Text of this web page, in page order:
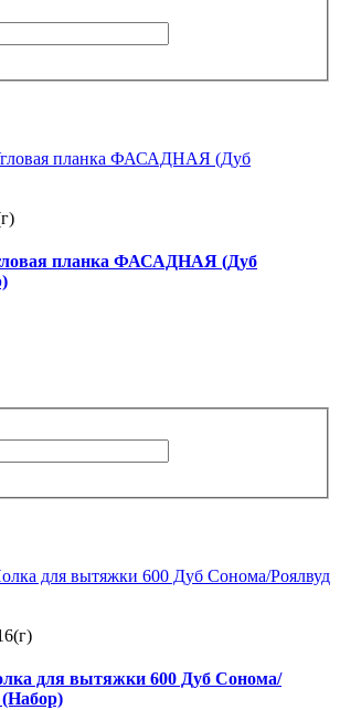
планка ФАСАДНАЯ (Дуб
для вытяжки 600 Дуб Сонома/